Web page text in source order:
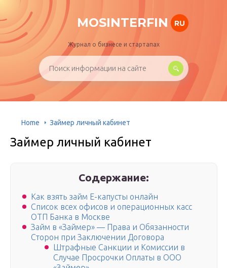
MOSINTERFIN RU
Журнал о бизнесе и стартапах
Home Займер личный кабинет
Займер личный кабинет
Содержание:
Как взять займ Е-капусты онлайн
Список всех офисов и операционных касс
ОТП Банка в Москве
Займ в «Займер» — Права и Обязанности
Сторон при Заключении Договора
Штрафные Санкции и Комиссии в
Случае Просрочки Оплаты в ООО